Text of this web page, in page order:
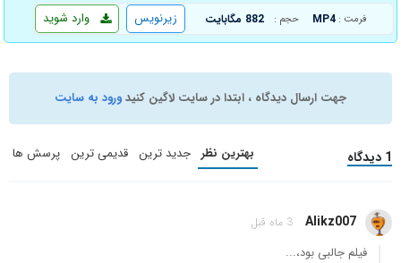
فرمت : MP4 حجم : 882 مگابایت وارد شوید زیرنویس
جهت ارسال دیدگاه ، ابتدا در سایت لاگین کنیدورود به سایت
1 دیدگاه بهترین نظر جدید ترین قدیمی ترین پرسش ها
Alikz007 3 ماه قبل
فیلم جالبی بود،...